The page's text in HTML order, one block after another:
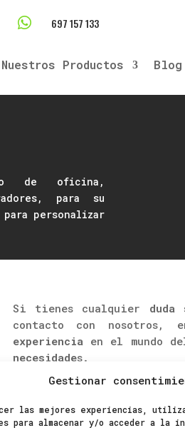
Gestionar
las mejores experiencias,
para almacenar y/o acceder a la
 697 157 133
Nuestros Productos Blog
de oficina,
para su
personalizar
Si tienes cualquier duda
contacto con nosotros,
experienciaen el mundo
necesidades.